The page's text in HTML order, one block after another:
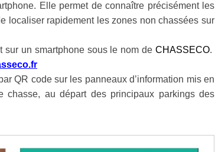
Elle permet de connaître précisément les
localiser rapidement les zones non chassées sur
sur un smartphone sous le nom de CHASSECO.
QR code sur les panneaux d’information mis en
chasse, au départ des principaux parkings des